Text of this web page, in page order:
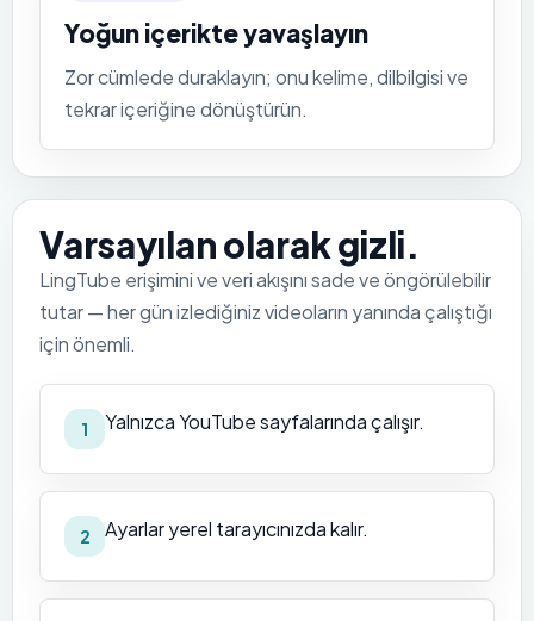
Yoğun içerikte yavaşlayın
Zor cümlede duraklayın; onu kelime, dilbilgisi ve
tekrar içeriğine dönüştürün.
Varsayılan olarak gizli.
LingTube erişimini ve veri akışını sade ve öngörülebilir
tutar — her gün izlediğiniz videoların yanında çalıştığı
için önemli.
1 Yalnızca YouTube sayfalarında çalışır.
2 Ayarlar yerel tarayıcınızda kalır.